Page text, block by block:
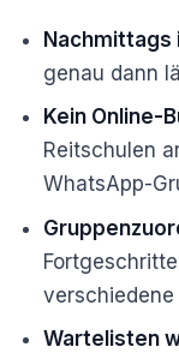
Nachmittags
genau dann
Kein Online-
Reitschulen
WhatsApp-
verschiedene
Wartelisten